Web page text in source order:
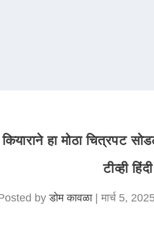
हा मोठा चित्रपट
टीव्ही हिंदी
byडोम कावळा|मार्च 5,